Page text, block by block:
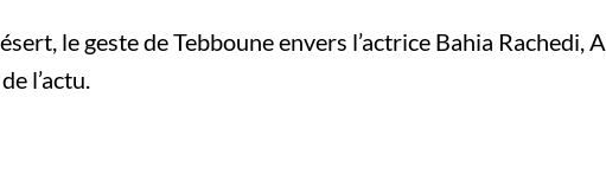
le geste de Tebboune envers l’actrice Bahia Rachedi,
l’actu.